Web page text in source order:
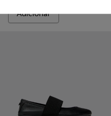
Adicionar